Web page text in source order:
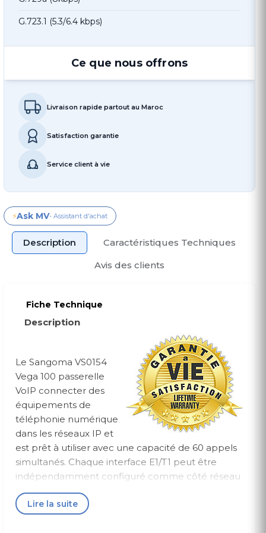
G.723.1 (5.3/6.4 kbps)
Ce que nous offrons
Livraison rapide partout au Maroc
Satisfaction garantie
Service client à vie
⚡Ask MV- Assistant d'achat
Description
Caractéristiques Techniques
Avis des clients
Fiche Technique
Description
Le Sangoma VS0154
Vega 100 passerelle
VoIP connecter des
équipements de
téléphonie numérique
dans les réseaux IP et
est prêt à utiliser avec une capacité de 60 appels
simultanés. Chaque interface E1/T1 peut être
indépendamment configuré comme côté réseau
ou sur le côté terminal, la Sangoma Vega 100
passerelle peut donc être connecté à un PBX ou
Lire la suite